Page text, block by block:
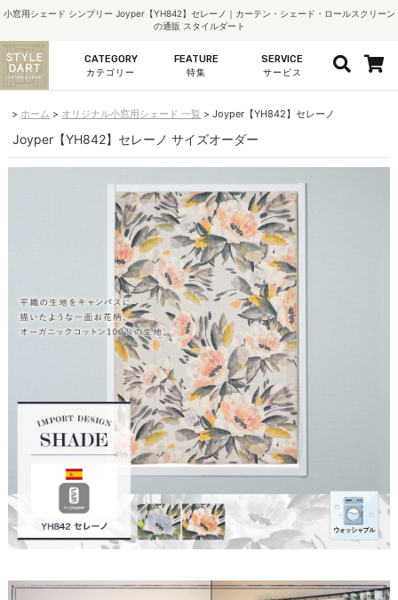
小窓用シェード シンプリー Joyper【YH842】セレーノ｜カーテン・シェード・ロールスクリーン
の通販 スタイルダート
CATEGORY
カテゴリー
FEATURE
特集
SERVICE
サービス
ホーム オリジナル小窓用シェード 一覧 Joyper【YH842】セレーノ
Joyper【YH842】セレーノ サイズオーダー